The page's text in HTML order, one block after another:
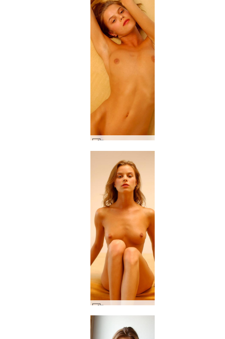
Вика в леглото #106
Вика в леглото #130